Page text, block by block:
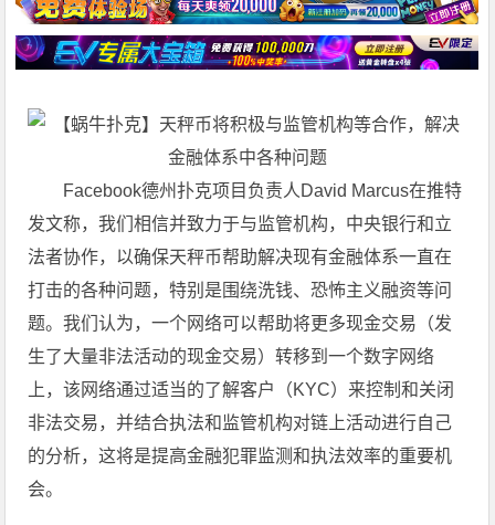
Facebook德州扑克项目负责人David Marcus在推特
发文称，我们相信并致力于与监管机构，中央银行和立
法者协作，以确保天秤币帮助解决现有金融体系一直在
打击的各种问题，特别是围绕洗钱、恐怖主义融资等问
题。我们认为，一个网络可以帮助将更多现金交易（发
生了大量非法活动的现金交易）转移到一个数字网络
上，该网络通过适当的了解客户（KYC）来控制和关闭
非法交易，并结合执法和监管机构对链上活动进行自己
的分析，这将是提高金融犯罪监测和执法效率的重要机
会。